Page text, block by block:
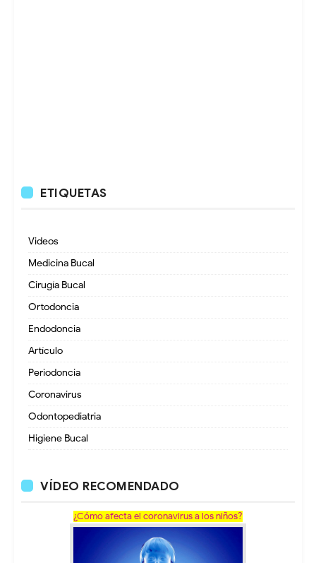
ETIQUETAS
Videos
Medicina Bucal
Cirugía Bucal
Ortodoncia
Endodoncia
Artículo
Periodoncia
Coronavirus
Odontopediatria
Higiene Bucal
VÍDEO RECOMENDADO
¿Cómo afecta el coronavirus a los niños?